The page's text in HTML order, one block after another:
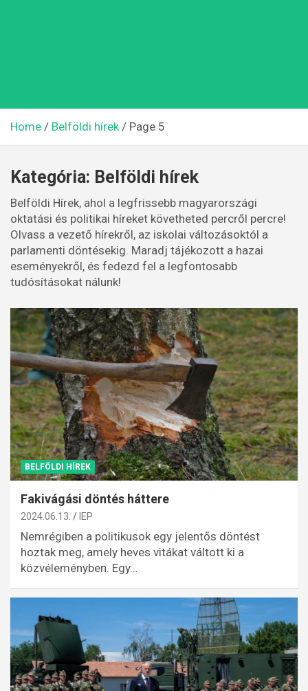
Home Belföldi hírek Page 5
Kategória: Belföldi hírek
Belföldi Hírek, ahol a legfrissebb magyarországi
oktatási és politikai híreket követheted percről percre!
Olvass a vezető hírekről, az iskolai változásoktól a
parlamenti döntésekig. Maradj tájékozott a hazai
eseményekről, és fedezd fel a legfontosabb
tudósításokat nálunk!
BELFÖLDI HÍREK
Fakivágási döntés háttere
2024.06.13. IEP
Nemrégiben a politikusok egy jelentős döntést
hoztak meg, amely heves vitákat váltott ki a
közvéleményben. Egy…